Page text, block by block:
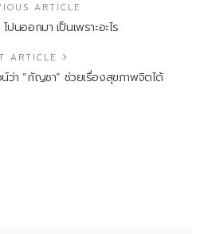
ARTICLE
นออกมา เป็นเพราะอะไร
ARTICLE
ว่า “กัญชา” ช่วยเรื่องสุขภาพจิตได้